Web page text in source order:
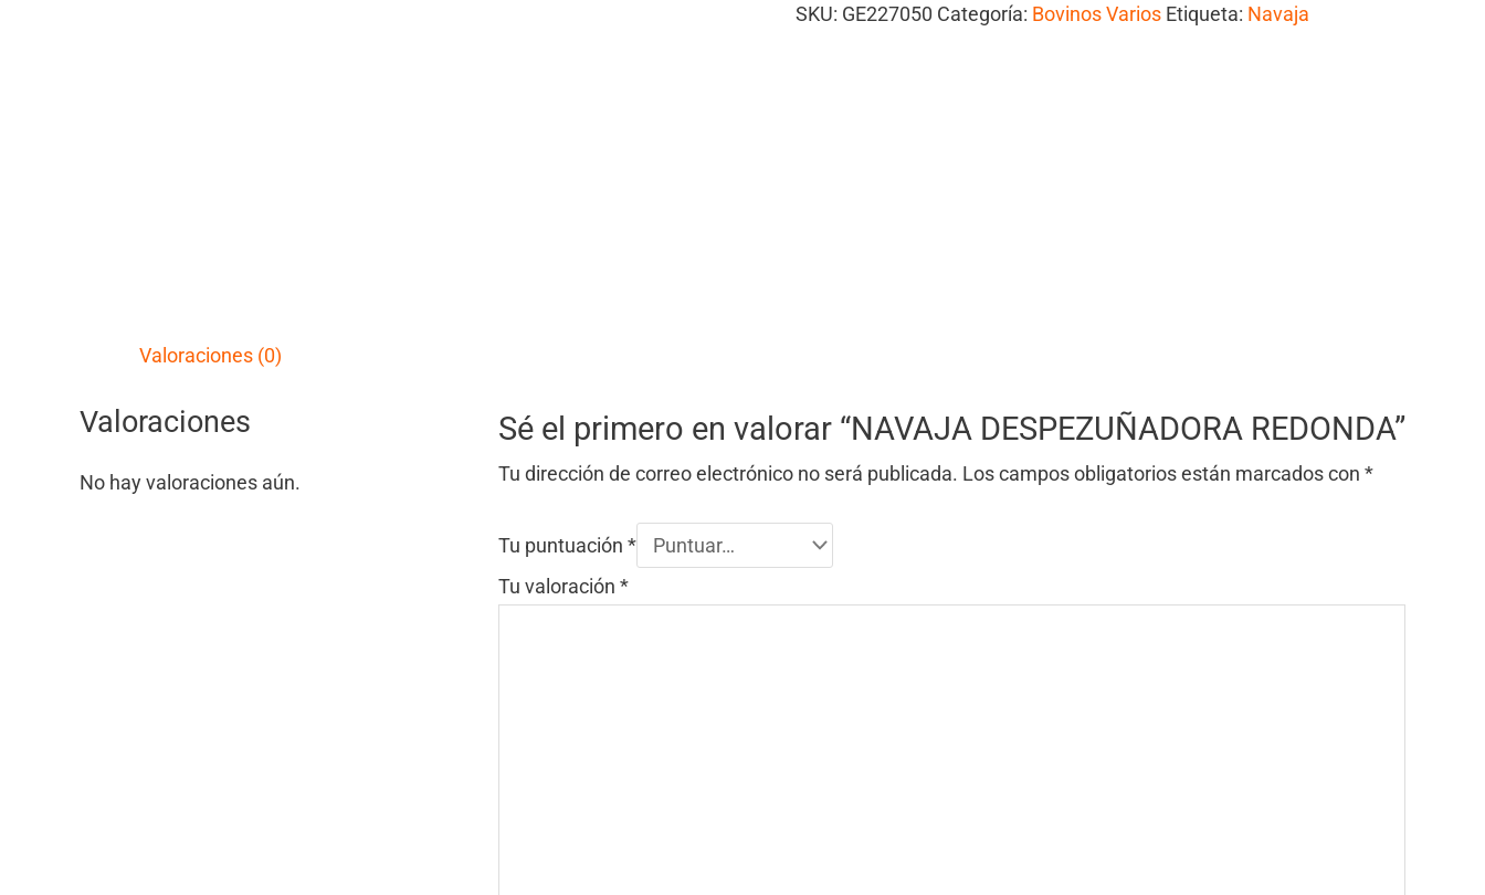
SKU: GE227050 Categoría: Bovinos Varios Etiqueta: Navaja
Valoraciones (0)
Valoraciones
No hay valoraciones aún.
Sé el primero en valorar “NAVAJA DESPEZUÑADORA REDONDA”
Tu dirección de correo electrónico no será publicada. Los campos obligatorios están marcados con *
Tu puntuación *
Tu valoración *